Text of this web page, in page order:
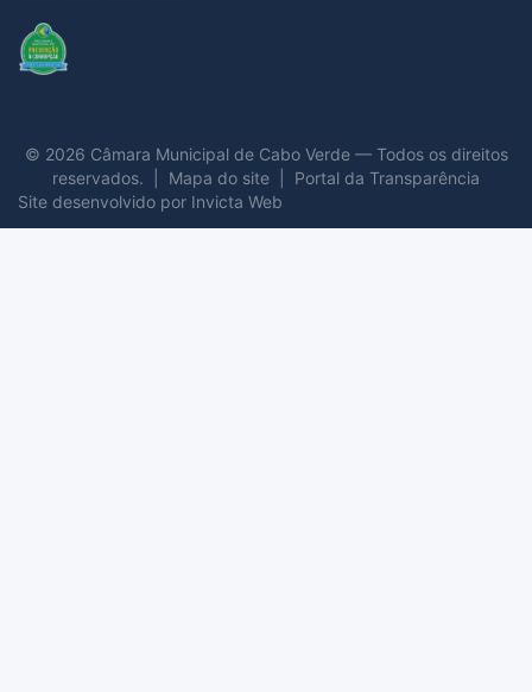
© 2026 Câmara Municipal de Cabo Verde — Todos os direitos
reservados. | Mapa do site
Portal da Transparência
Site desenvolvido por Invicta Web